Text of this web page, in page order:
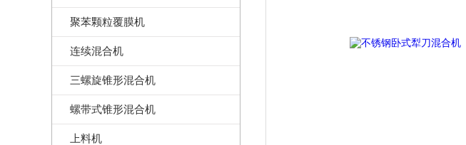
聚苯颗粒覆膜机
连续混合机
三螺旋锥形混合机
螺带式锥形混合机
上料机